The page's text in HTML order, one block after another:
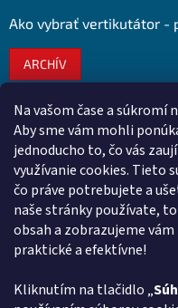
Na vašom čase a súkromí
Aby sme vám mohli
jednoducho to, čo vás
využívanie cookies. Tieto
čo práve potrebujete a
naše stránky používate,
obsah a zobrazujeme
praktické a efektívne!
Kliknutím na tlačidlo „
Ako vybrať vertikutátor -
ARCHÍV
Kontakt
obchod@ euroshopy.sk
0911 931 019
0911 931 019
Facebook Euroshopy
Prijímame online